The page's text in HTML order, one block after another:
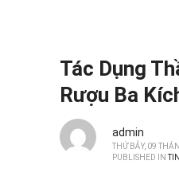
Tác Dụng
Rượu Ba
admin
THỨ BẢY, 09
PUBLISHED IN